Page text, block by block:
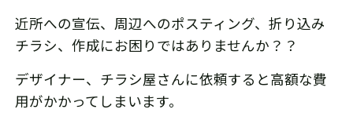
近所への宣伝、周辺へのポスティング、折り込み
チラシ、作成にお困りではありませんか？？
デザイナー、チラシ屋さんに依頼すると高額な費
用がかかってしまいます。